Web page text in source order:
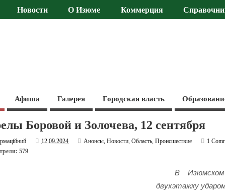
Новости О Изюме Коммерция
Афиша Галерея Городская власть
Боровой и Золочева, 12 сентября
12.09.2024 Анонсы,Новости,Область,Происшествие
1
579
В Изюмском
двухэтажку